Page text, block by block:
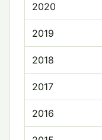
2020
2019
2018
2017
2016